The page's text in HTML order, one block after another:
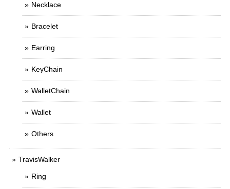
Necklace
Bracelet
Earring
KeyChain
WalletChain
Wallet
Others
TravisWalker
Ring